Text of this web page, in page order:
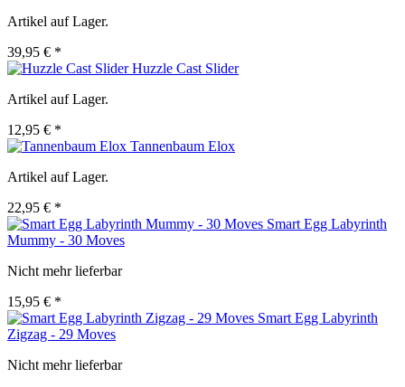
Artikel auf Lager.
39,95 € *
Huzzle Cast Slider
Artikel auf Lager.
12,95 € *
Tannenbaum Elox
Artikel auf Lager.
22,95 € *
Smart Egg Labyrinth
Mummy - 30 Moves
Nicht mehr lieferbar
15,95 € *
Smart Egg Labyrinth
Zigzag - 29 Moves
Nicht mehr lieferbar